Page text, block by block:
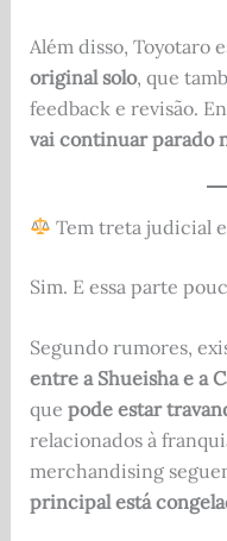
Além disso, Toyotaro
original solo, que
feedback e revisão.
vai continuar parado
Tem treta judicial
Sim. E essa parte
Segundo rumores,
entre a Shueisha e a
que pode estar
relacionados à
merchandising
principal está